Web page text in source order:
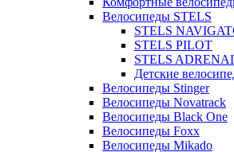
Велосипеды STELS
STELS
STELS PILOT
STELS
Детские
Велосипеды Stinger
Велосипеды Novatrack
Велосипеды Black One
Велосипеды Foxx
Велосипеды Mikado